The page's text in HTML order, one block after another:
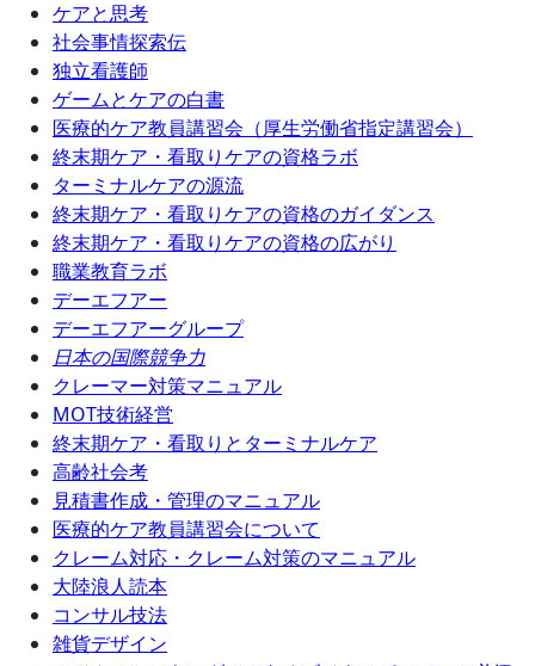
ケアと思考
社会事情探索伝
独立看護師
ゲームとケアの白書
医療的ケア教員講習会（厚生労働省指定講習会）
終末期ケア・看取りケアの資格ラボ
ターミナルケアの源流
終末期ケア・看取りケアの資格のガイダンス
終末期ケア・看取りケアの資格の広がり
職業教育ラボ
デーエフアー
デーエフアーグループ
日本の国際競争力
クレーマー対策マニュアル
MOT技術経営
終末期ケア・看取りとターミナルケア
高齢社会考
見積書作成・管理のマニュアル
医療的ケア教員講習会について
クレーム対応・クレーム対策のマニュアル
大陸浪人読本
コンサル技法
雑貨デザイン